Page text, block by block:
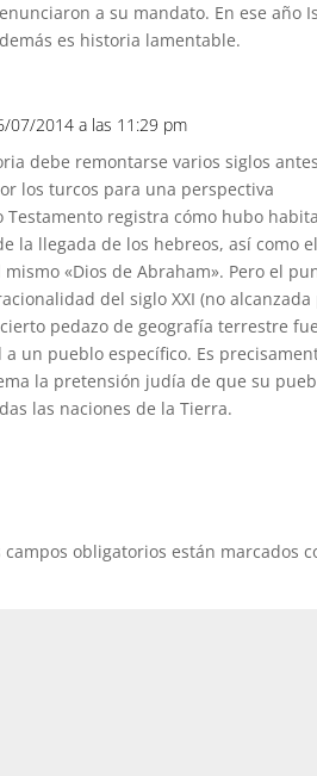
a su mandato. En ese año
es historia lamentable.
07/2014 a las 11:29 pm
debe remontarse varios siglos
los turcos para una perspectiva
registra cómo hubo
la llegada de los hebreos, así como el
«Dios de Abraham». Pero el
del siglo XXI (no alcanzada
pedazo de geografía terrestre fue
un pueblo específico. Es
la pretensión judía de que su
las naciones de la Tierra.
campos obligatorios están marcados